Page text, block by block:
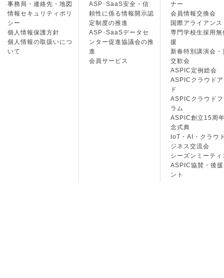
事務局・連絡先・地図
情報セキュリティポリ
シー
個人情報保護方針
個人情報の取扱いにつ
いて
ASP･SaaS安全・信
頼性に係る情報開示認
定制度の推進
ASP･SaaSデータセ
ンター促進協議会の推
進
会員サービス
ナー
会員情報交換会
国際アライアンス
専門学校生採用無
援
新春特別講演会・
交歓会
ASPIC定例総会
ASPICクラウド
ド
ASPICクラウド
ラム
ASPIC創立15周
念式典
IoT・AI・クラウ
ジネス交流会
シーズンミーティ
ASPIC協賛・後
ント